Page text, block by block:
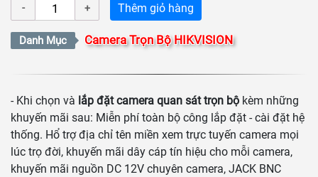
Thêm giỏ hàng
Danh Mục Camera Trọn Bộ HIKVISION
- Khi chọn và lắp đặt camera quan sát trọn bộ kèm những
khuyến mãi sau: Miễn phí toàn bộ công lắp đặt - cài đặt hệ
thống. Hổ trợ địa chỉ tên miền xem trực tuyến camera mọi
lúc trọ đời, khuyến mãi dây cáp tín hiệu cho mỗi camera,
khuyến mãi nguồn DC 12V chuyên camera, JACK BNC